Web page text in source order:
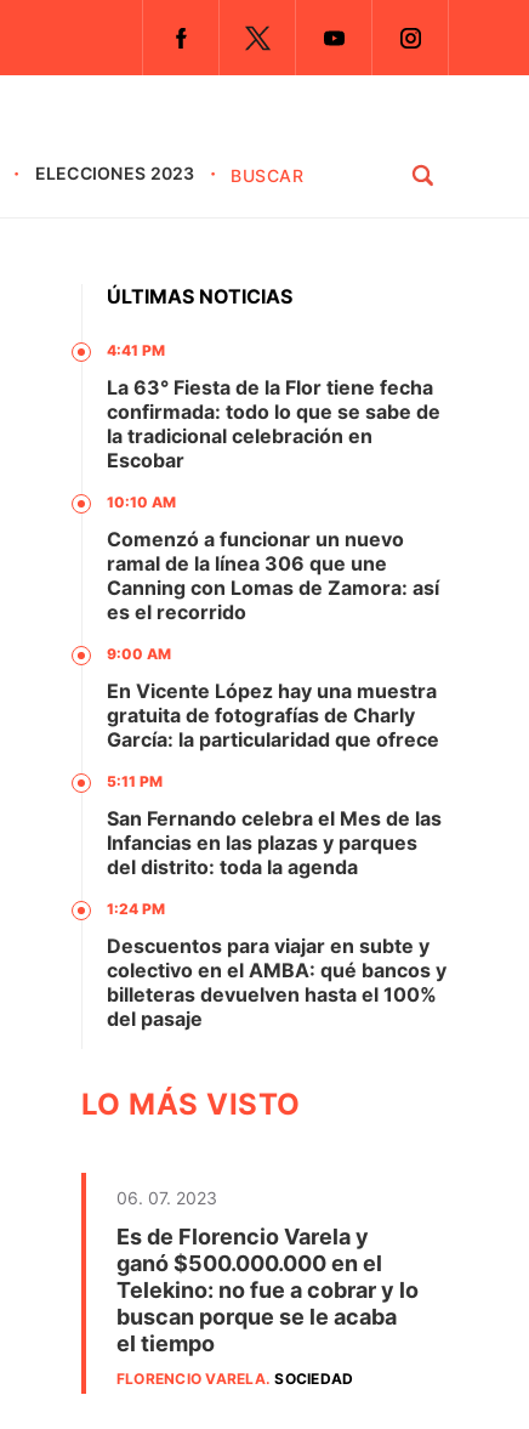
ELECCIONES 2023
ÚLTIMAS NOTICIAS
4:41 PM
La 63° Fiesta de la Flor tiene fecha
confirmada: todo lo que se sabe de
la tradicional celebración en
Escobar
10:10 AM
Comenzó a funcionar un nuevo
ramal de la línea 306 que une
Canning con Lomas de Zamora: así
es el recorrido
9:00 AM
En Vicente López hay una muestra
gratuita de fotografías de Charly
García: la particularidad que ofrece
5:11 PM
San Fernando celebra el Mes de las
Infancias en las plazas y parques
del distrito: toda la agenda
1:24 PM
Descuentos para viajar en subte y
colectivo en el AMBA: qué bancos y
billeteras devuelven hasta el 100%
del pasaje
LO MÁS VISTO
06. 07. 2023
Es de Florencio Varela y
ganó $500.000.000 en el
Telekino: no fue a cobrar y lo
buscan porque se le acaba
el tiempo
FLORENCIO VARELA.SOCIEDAD